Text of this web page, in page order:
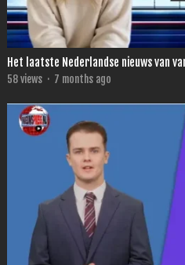
Het laatste Nederlandse nieuws van
58views · 7 months ago